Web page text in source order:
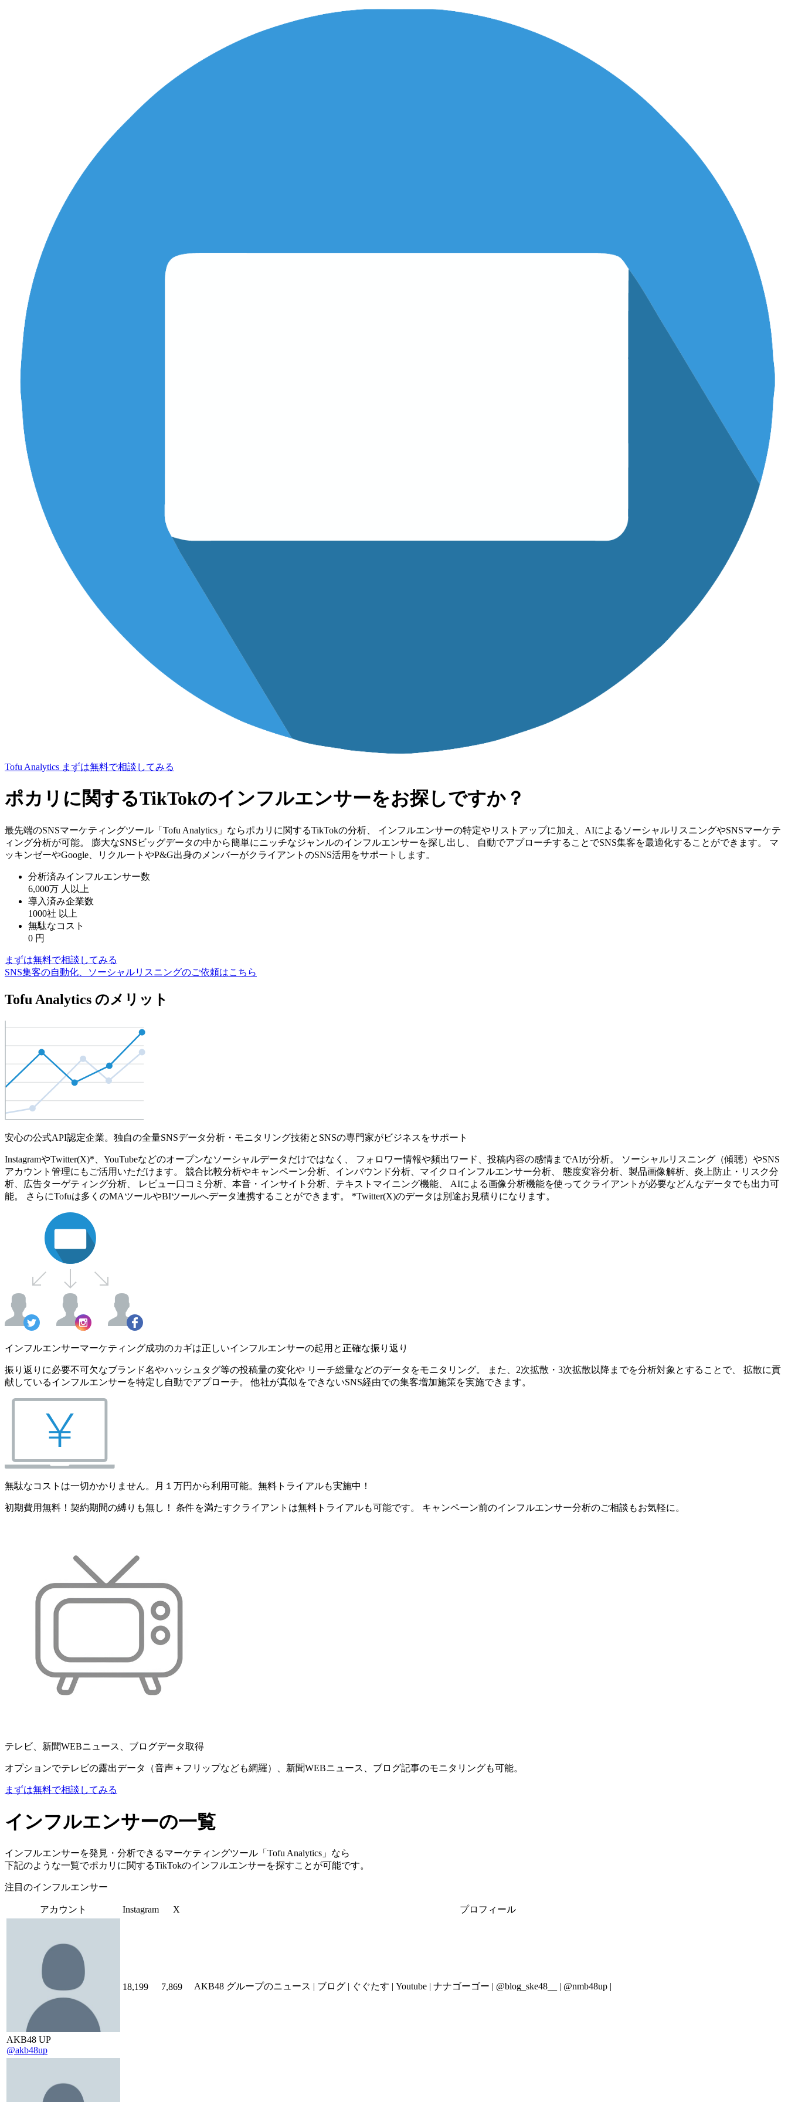
Tofu Analytics まずは無料で相談してみる
ポカリに関するTikTokのインフルエンサーをお探しですか？
最先端のSNSマーケティングツール「Tofu Analytics」ならポカリに関するTikTokの分析、 インフルエンサーの特定やリストアップに加え、AIによるソーシャルリスニングやSNSマーケテ
ィング分析が可能。 膨大なSNSビッグデータの中から簡単にニッチなジャンルのインフルエンサーを探し出し、 自動でアプローチすることでSNS集客を最適化することができます。 マ
ッキンゼーやGoogle、リクルートやP&G出身のメンバーがクライアントのSNS活用をサポートします。
分析済みインフルエンサー数
6,000万 人以上
導入済み企業数
1000社 以上
無駄なコスト
0 円
まずは無料で相談してみる
SNS集客の自動化、ソーシャルリスニングのご依頼はこちら
Tofu Analytics のメリット
安心の公式API認定企業。独自の全量SNSデータ分析・モニタリング技術とSNSの専門家がビジネスをサポート
InstagramやTwitter(X)*、YouTubeなどのオープンなソーシャルデータだけではなく、 フォロワー情報や頻出ワード、投稿内容の感情までAIが分析。 ソーシャルリスニング（傾聴）やSNS
アカウント管理にもご活用いただけます。 競合比較分析やキャンペーン分析、インバウンド分析、マイクロインフルエンサー分析、 態度変容分析、製品画像解析、炎上防止・リスク分
析、広告ターゲティング分析、 レビュー口コミ分析、本音・インサイト分析、テキストマイニング機能、 AIによる画像分析機能を使ってクライアントが必要などんなデータでも出力可
能。 さらにTofuは多くのMAツールやBIツールへデータ連携することができます。 *Twitter(X)のデータは別途お見積りになります。
インフルエンサーマーケティング成功のカギは正しいインフルエンサーの起用と正確な振り返り
振り返りに必要不可欠なブランド名やハッシュタグ等の投稿量の変化や リーチ総量などのデータをモニタリング。 また、2次拡散・3次拡散以降までを分析対象とすることで、 拡散に貢
献しているインフルエンサーを特定し自動でアプローチ。 他社が真似をできないSNS経由での集客増加施策を実施できます。
無駄なコストは一切かかりません。月１万円から利用可能。無料トライアルも実施中！
初期費用無料！契約期間の縛りも無し！ 条件を満たすクライアントは無料トライアルも可能です。 キャンペーン前のインフルエンサー分析のご相談もお気軽に。
テレビ、新聞WEBニュース、ブログデータ取得
オプションでテレビの露出データ（音声＋フリップなども網羅）、新聞WEBニュース、ブログ記事のモニタリングも可能。
まずは無料で相談してみる
インフルエンサーの一覧
インフルエンサーを発見・分析できるマーケティングツール「Tofu Analytics」なら
下記のような一覧でポカリに関するTikTokのインフルエンサーを探すことが可能です。
注目のインフルエンサー
アカウント Instagram X プロフィール
AKB48 UP
@akb48up
18,199 7,869 AKB48 グループのニュース | ブログ | ぐぐたす | Youtube | ナナゴーゴー | @blog_ske48__ | @nmb48up |